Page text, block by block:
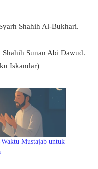
Shahih Al-Bukhari.
Sunan Abi Dawud.
Iskandar)
Mustajab untuk